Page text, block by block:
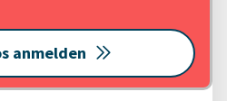
anmelden